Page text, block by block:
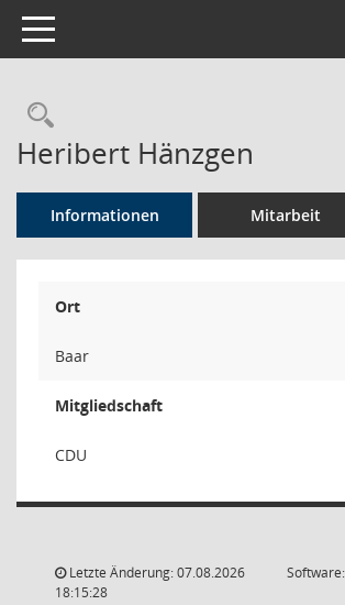
Toggle navigation
Rechercheauswahl
Heribert Hänzgen
Informationen Mitarbeit
Ort
Baar
Mitgliedschaft
CDU
Letzte Änderung: 07.08.2026
18:15:28
Software: